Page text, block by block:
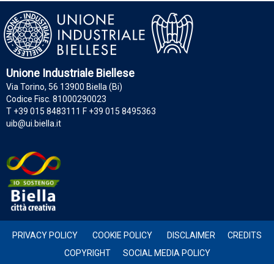
Unione Industriale Biellese
Via Torino, 56 13900 Biella (Bi)
Codice Fisc. 81000290023
T +39 015 8483111 F +39 015 8495363
uib@ui.biella.it
PRIVACY POLICY COOKIE POLICY DISCLAIMER
CREDITS
COPYRIGHT
SOCIAL MEDIA POLICY